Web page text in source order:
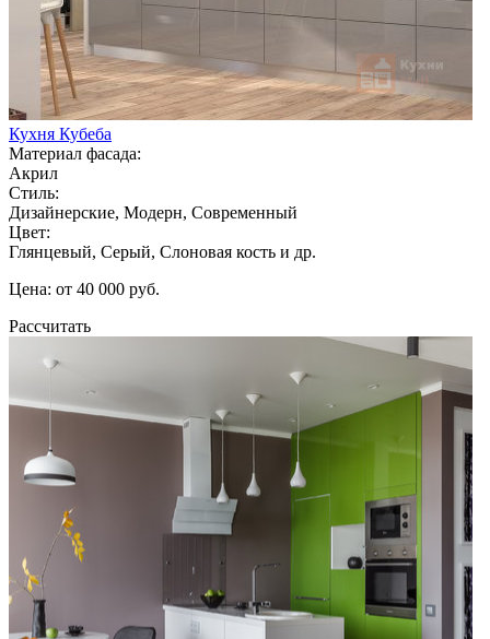
Кухня Кубеба
Материал фасада:
Акрил
Стиль:
Дизайнерские, Модерн, Современный
Цвет:
Глянцевый, Серый, Слоновая кость и др.
Цена: от 40 000 руб.
Рассчитать